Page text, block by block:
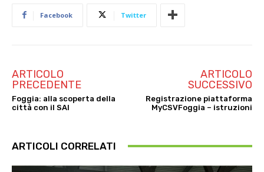
Facebook Twitter
ARTICOLO
PRECEDENTE
Foggia: alla scoperta della
città con il SAI
ARTICOLO
SUCCESSIVO
Registrazione piattaforma
MyCSVFoggia – istruzioni
ARTICOLI CORRELATI